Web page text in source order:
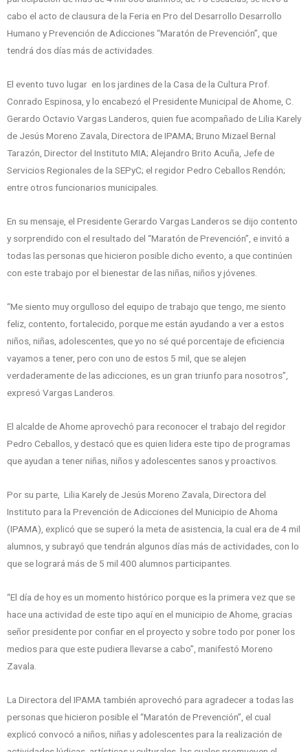
cabo el acto de clausura de la Feria en Pro del Desarrollo Desarrollo
Humano y Prevención de Adicciones “Maratón de Prevención”, que
tendrá dos días más de actividades.
El evento tuvo lugar en los jardines de la Casa de la Cultura Prof.
Conrado Espinosa, y lo encabezó el Presidente Municipal de Ahome, C.
Gerardo Octavio Vargas Landeros, quien fue acompañado de Lilia Karely
de Jesús Moreno Zavala, Directora de IPAMA; Bruno Mizael Bernal
Tarazón, Director del Instituto MIA; Alejandro Brito Acuña, Jefe de
Servicios Regionales de la SEPyC; el regidor Pedro Ceballos Rendón;
entre otros funcionarios municipales.
En su mensaje, el Presidente Gerardo Vargas Landeros se dijo contento
y sorprendido con el resultado del “Maratón de Prevención”, e invitó a
todas las personas que hicieron posible dicho evento, a que continúen
con este trabajo por el bienestar de las niñas, niños y jóvenes.
“Me siento muy orgulloso del equipo de trabajo que tengo, me siento
feliz, contento, fortalecido, porque me están ayudando a ver a estos
niños, niñas, adolescentes, que yo no sé qué porcentaje de eficiencia
vayamos a tener, pero con uno de estos 5 mil, que se alejen
verdaderamente de las adicciones, es un gran triunfo para nosotros”,
expresó Vargas Landeros.
El alcalde de Ahome aprovechó para reconocer el trabajo del regidor
Pedro Ceballos, y destacó que es quien lidera este tipo de programas
que ayudan a tener niñas, niños y adolescentes sanos y proactivos.
Por su parte, Lilia Karely de Jesús Moreno Zavala, Directora del
Instituto para la Prevención de Adicciones del Municipio de Ahoma
(IPAMA), explicó que se superó la meta de asistencia, la cual era de 4 mil
alumnos, y subrayó que tendrán algunos días más de actividades, con lo
que se logrará más de 5 mil 400 alumnos participantes.
“El día de hoy es un momento histórico porque es la primera vez que se
hace una actividad de este tipo aquí en el municipio de Ahome, gracias
señor presidente por confiar en el proyecto y sobre todo por poner los
medios para que este pudiera llevarse a cabo”, manifestó Moreno
Zavala.
La Directora del IPAMA también aprovechó para agradecer a todas las
personas que hicieron posible el “Maratón de Prevención”, el cual
explicó convocó a niños, niñas y adolescentes para la realización de